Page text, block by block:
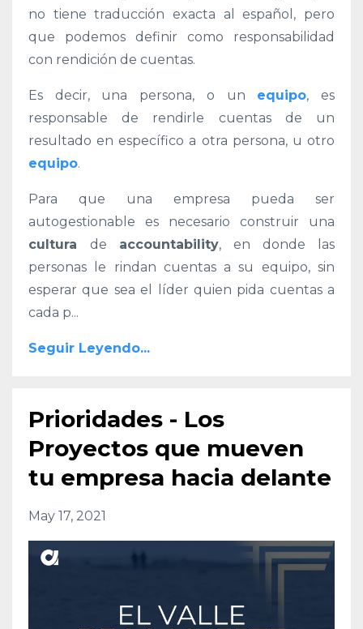
no tiene traducción exacta al español, pero
que podemos definir como responsabilidad
con rendición de cuentas.
Es decir, una persona, o un equipo, es
responsable de rendirle cuentas de un
resultado en específico a otra persona, u otro
equipo.
Para que una empresa pueda ser
autogestionable es necesario construir una
cultura de accountability, en
donde las
personas le rindan cuentas a su equipo, sin
esperar que sea el líder quien pida cuentas a
cada p...
Seguir Leyendo...
Prioridades - Los
Proyectos que mueven
tu empresa hacia delante
May 17, 2021